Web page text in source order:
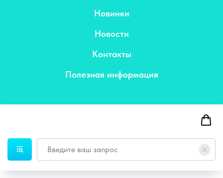
Новинки
Новости
Контакты
Полезная информация